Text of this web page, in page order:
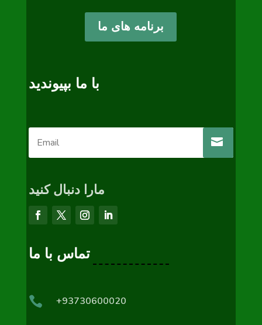
برنامه های ما
با ما بپیوندید
مارا دنبال کنید
تماس با ما
 +93730600020